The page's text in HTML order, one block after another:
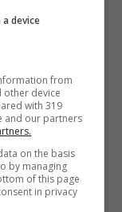
che
sono
quanti a
salute che
e gli
lo scorso
device
from
other device
with 319
and our partners
on the basis
by managing
of this page
in privacy